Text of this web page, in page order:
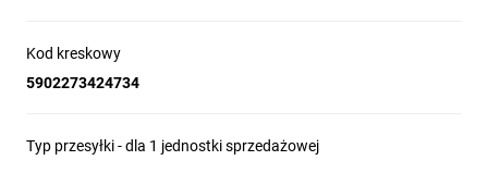
Kod kreskowy
5902273424734
Typ przesyłki - dla 1 jednostki sprzedażowej